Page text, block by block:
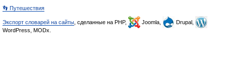
👣 Путешествия
Экспорт словарей на сайты , сделанные на PHP, Joomla,
Drupal,
WordPress, MODx.